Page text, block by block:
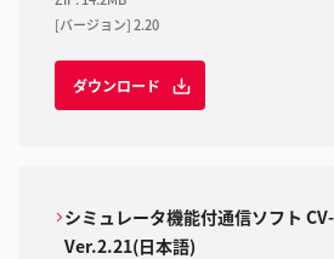
[バージョン] 2.20
ダウンロード
シミュレータ機能付通信ソフト
Ver.2.21(日本語)